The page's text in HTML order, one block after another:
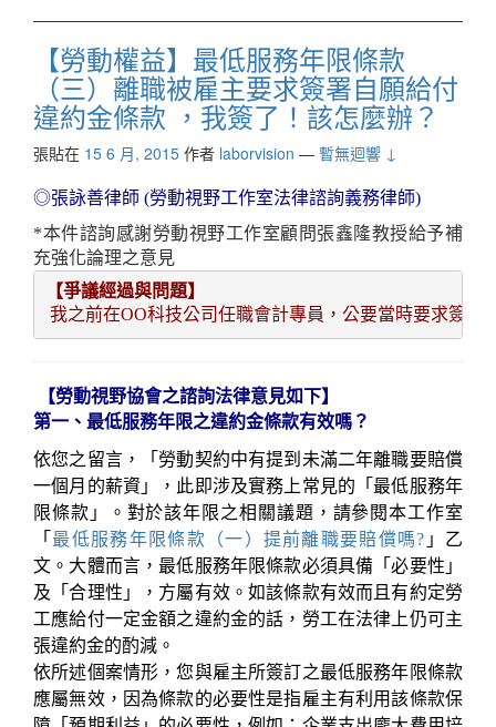
【勞動權益】最低服務年限條款
（三）離職被雇主要求簽署自願給付
違約金條款 ，我簽了！該怎麼辦？
張貼在 15 6 月, 2015 作者 laborvision — 暫無迴響 ↓
◎張詠善律師 (勞動視野工作室法律諮詢義務律師)
*本件諮詢感謝勞動視野工作室顧問張鑫隆教授給予補
充強化論理之意見
【爭議經過與問題】
我之前在OO科技公司任職會計專員，公要當時要求簽
【勞動視野協會之諮詢法律意見如下】
第一、最低服務年限之違約金條款有效嗎？
依您之留言，「勞動契約中有提到未滿二年離職要賠償
一個月的薪資」，此即涉及實務上常見的「最低服務年
限條款」。對於該年限之相關議題，請參閱本工作室
「 最低服務年限條款（一）提前離職要賠償嗎? 」乙
文 。大體而言，最低服務年限條款必須具備「必要性」
及「合理性」，方屬有效。如該條款有效而且有約定勞
工應給付一定金額之違約金的話，勞工在法律上仍可主
張違約金的酌減。
依所述個案情形，您與雇主所簽訂之最低服務年限條款
應屬無效，因為條款的必要性是指雇主有利用該條款保